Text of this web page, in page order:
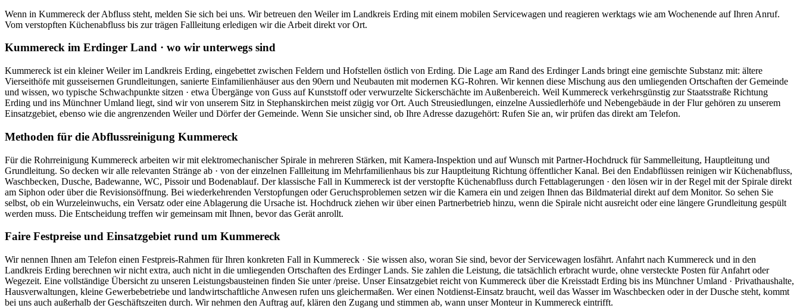
Wenn in Kummereck der Abfluss steht, melden Sie sich bei uns. Wir betreuen den Weiler im Landkreis Erding mit einem mobilen Servicewagen und reagieren werktags wie am Wochenende auf Ihren Anruf.
Vom verstopften Küchenabfluss bis zur trägen Fallleitung erledigen wir die Arbeit direkt vor Ort.
Kummereck im Erdinger Land · wo wir unterwegs sind
Kummereck ist ein kleiner Weiler im Landkreis Erding, eingebettet zwischen Feldern und Hofstellen östlich von Erding. Die Lage am Rand des Erdinger Lands bringt eine gemischte Substanz mit: ältere
Vierseithöfe mit gusseisernen Grundleitungen, sanierte Einfamilienhäuser aus den 90ern und Neubauten mit modernen KG-Rohren. Wir kennen diese Mischung aus den umliegenden Ortschaften der Gemeinde
und wissen, wo typische Schwachpunkte sitzen · etwa Übergänge von Guss auf Kunststoff oder verwurzelte Sickerschächte im Außenbereich. Weil Kummereck verkehrsgünstig zur Staatsstraße Richtung
Erding und ins Münchner Umland liegt, sind wir von unserem Sitz in Stephanskirchen meist zügig vor Ort. Auch Streusiedlungen, einzelne Aussiedlerhöfe und Nebengebäude in der Flur gehören zu unserem
Einsatzgebiet, ebenso wie die angrenzenden Weiler und Dörfer der Gemeinde. Wenn Sie unsicher sind, ob Ihre Adresse dazugehört: Rufen Sie an, wir prüfen das direkt am Telefon.
Methoden für die Abflussreinigung Kummereck
Für die Rohrreinigung Kummereck arbeiten wir mit elektromechanischer Spirale in mehreren Stärken, mit Kamera-Inspektion und auf Wunsch mit Partner-Hochdruck für Sammelleitung, Hauptleitung und
Grundleitung. So decken wir alle relevanten Stränge ab · von der einzelnen Fallleitung im Mehrfamilienhaus bis zur Hauptleitung Richtung öffentlicher Kanal. Bei den Endabflüssen reinigen wir Küchenabfluss,
Waschbecken, Dusche, Badewanne, WC, Pissoir und Bodenablauf. Der klassische Fall in Kummereck ist der verstopfte Küchenabfluss durch Fettablagerungen · den lösen wir in der Regel mit der Spirale direkt
am Siphon oder über die Revisionsöffnung. Bei wiederkehrenden Verstopfungen oder Geruchsproblemen setzen wir die Kamera ein und zeigen Ihnen das Bildmaterial direkt auf dem Monitor. So sehen Sie
selbst, ob ein Wurzeleinwuchs, ein Versatz oder eine Ablagerung die Ursache ist. Hochdruck ziehen wir über einen Partnerbetrieb hinzu, wenn die Spirale nicht ausreicht oder eine längere Grundleitung gespült
werden muss. Die Entscheidung treffen wir gemeinsam mit Ihnen, bevor das Gerät anrollt.
Faire Festpreise und Einsatzgebiet rund um Kummereck
Wir nennen Ihnen am Telefon einen Festpreis-Rahmen für Ihren konkreten Fall in Kummereck · Sie wissen also, woran Sie sind, bevor der Servicewagen losfährt. Anfahrt nach Kummereck und in den
Landkreis Erding berechnen wir nicht extra, auch nicht in die umliegenden Ortschaften des Erdinger Lands. Sie zahlen die Leistung, die tatsächlich erbracht wurde, ohne versteckte Posten für Anfahrt oder
Wegezeit. Eine vollständige Übersicht zu unseren Leistungsbausteinen finden Sie unter /preise. Unser Einsatzgebiet reicht von Kummereck über die Kreisstadt Erding bis ins Münchner Umland · Privathaushalte,
Hausverwaltungen, kleine Gewerbebetriebe und landwirtschaftliche Anwesen rufen uns gleichermaßen. Wer einen Notdienst-Einsatz braucht, weil das Wasser im Waschbecken oder in der Dusche steht, kommt
bei uns auch außerhalb der Geschäftszeiten durch. Wir nehmen den Auftrag auf, klären den Zugang und stimmen ab, wann unser Monteur in Kummereck eintrifft.